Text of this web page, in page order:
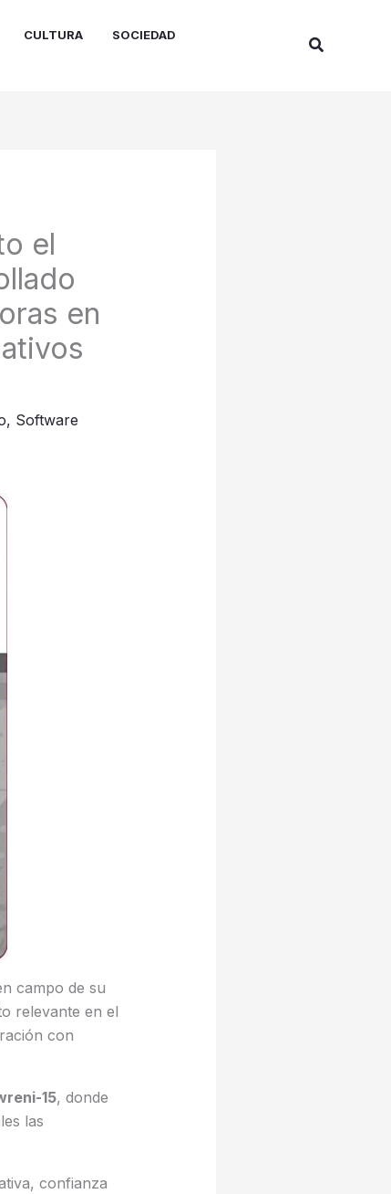
CULTURA
SOCIEDAD
Buscar
el
en
, Software
campo de su
relevante en el
con
15, donde
las
confianza